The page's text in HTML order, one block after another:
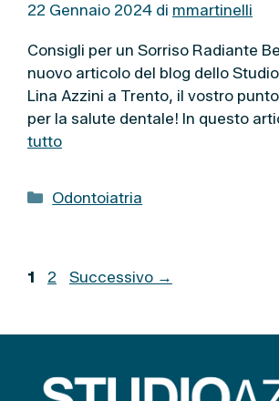
22 Gennaio 2024 di mmartinelli
Consigli per un Sorriso Radiante
nuovo articolo del blog dello
Lina Azzini a Trento, il vostro
per la salute dentale! In questo
tutto
C
g
r
e
Odontoiatria
P
1
P
a
2 Successivo →